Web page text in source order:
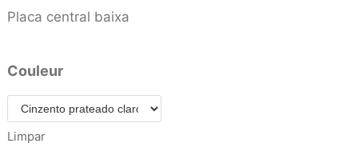
Placa central baixa
Couleur
Limpar